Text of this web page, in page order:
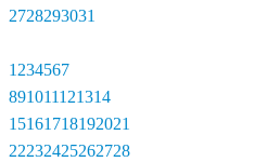
2728293031
1 234567
891011121314
15161718192021
22232425262728